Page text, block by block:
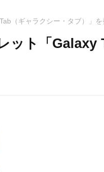
（ギャラクシー・タブ）」
ット「Galaxy